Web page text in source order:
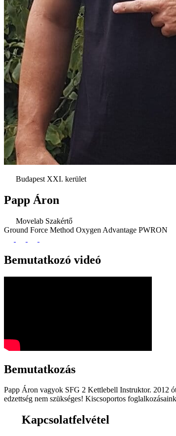
Budapest XXI. kerület
Papp Áron
Movelab Szakértő
Ground Force Method Oxygen Advantage PWRON
Bemutatkozó videó
Bemutatkozás
Papp Áron vagyok SFG 2 Kettlebell Instruktor. 2012
edzettség nem szükséges! Kiscsoportos
Kapcsolatfelvétel